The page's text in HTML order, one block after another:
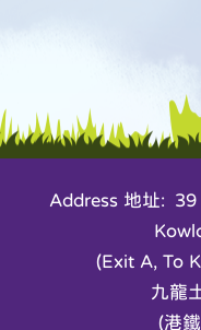
Address 地址: 39
(Exit A, To
九龍
(港